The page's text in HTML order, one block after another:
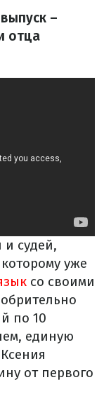
–
отца
и судей,
уже
со своими
по 10
единую
от первого